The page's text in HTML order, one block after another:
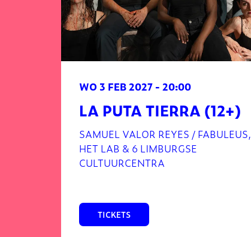
LA PUTA TIERRA (12+)
SAMUEL VALOR REYES / FABULEUS,
HET LAB & 6 LIMBURGSE
CULTUURCENTRA
WO 3 FEB 2027 - 20:00
TICKETS